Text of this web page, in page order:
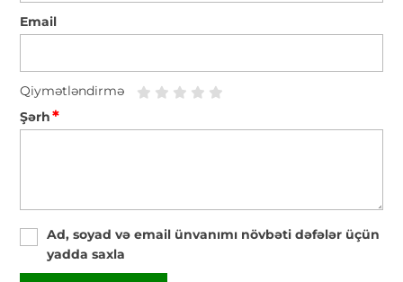
Email
Qiymətləndirmə
Şərh*
Ad, soyad və email ünvanımı növbəti dəfələr üçün
yadda saxla